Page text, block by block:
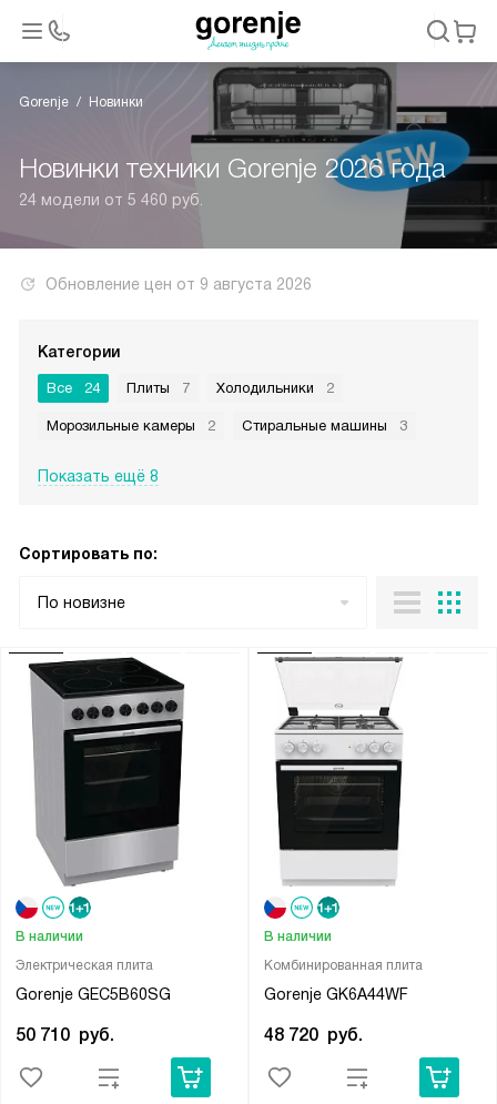
Gorenje Новинки
Новинки техники Gorenje 2026 года
24 модели от 5 460 руб.
Обновление цен от 9 августа 2026
Категории
Все 24 Плиты 7 Холодильники 2
Морозильные камеры 2 Стиральные машины 3
Показать ещё 8
Сортировать по:
По новизне
Электрическая плита
Gorenje GEC5B60SG
В наличии
50 710 руб.
Комбинированная плита
Gorenje GK6A44WF
В наличии
48 720 руб.